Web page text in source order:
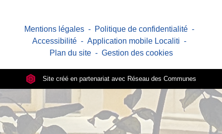
Mentions légales - Politique de confidentialité -
Accessibilité - Application mobile Localiti -
Plan du site - Gestion des cookies
Site créé en partenariat avec Réseau des Communes